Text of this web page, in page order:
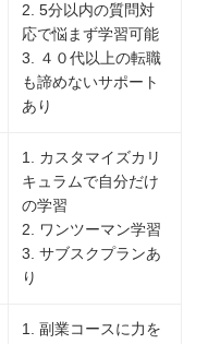
2. 5分以内の質問対
応で悩まず学習可能
3. ４０代以上の転職
も諦めないサポート
あり
1. カスタマイズカリ
キュラムで自分だけ
の学習
2. ワンツーマン学習
3. サブスクプランあ
り
1. 副業コースに力を